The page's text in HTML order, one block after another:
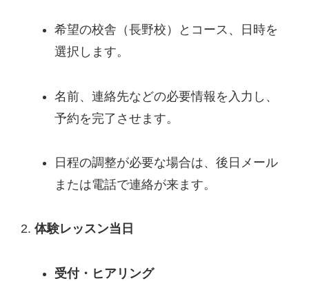
希望の校舎（長野校）とコース、日時を
選択します。
名前、連絡先などの必要情報を入力し、
予約を完了させます。
日程の調整が必要な場合は、後日メール
または電話で連絡が来ます。
体験レッスン当日
受付・ヒアリング